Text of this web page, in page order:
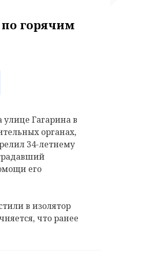
горячим
Гагарина в
органах,
34-летнему
его
в изолятор
что ранее